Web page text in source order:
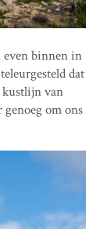
even binnen in
dat
kustlijn van
om ons